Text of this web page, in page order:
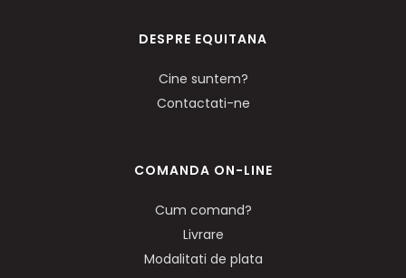
DESPRE EQUITANA
Cine suntem?
Contactati-ne
COMANDA ON-LINE
Cum comand?
Livrare
Modalitati de plata